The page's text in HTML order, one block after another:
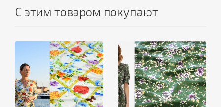
С этим товаром покупают